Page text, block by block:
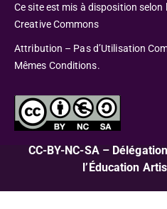
Ce site est mis à disposition selon
Creative Commons
Attribution – Pas d’Utilisation
Mêmes Conditions.
CC-BY-NC-SA –
l’Éducation